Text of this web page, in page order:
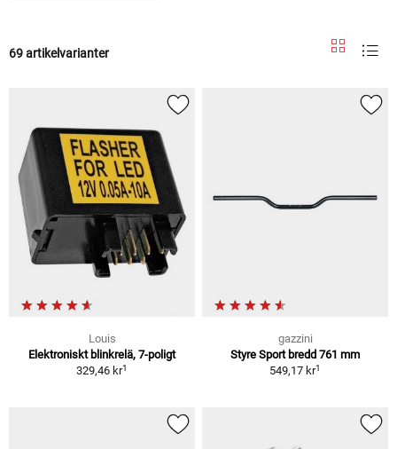
69 artikelvarianter
Louis
Elektroniskt blinkrelä, 7-poligt
329,46 kr1
gazzini
Styre Sport bredd 761 mm
549,17 kr1